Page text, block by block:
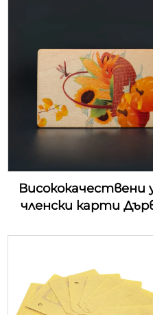
Висококачествени
членски карти
ключови карти